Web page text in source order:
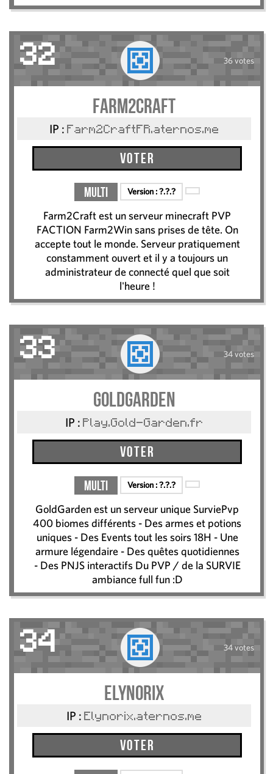
32 36 votes
Farm2Craft
IP : Farm2CraftFR.aternos.me
Voter
Multi Version :?.?.?
Farm2Craft est un serveur minecraft PVP
FACTION Farm2Win sans prises de tête. On
accepte tout le monde. Serveur pratiquement
constamment ouvert et il y a toujours un
administrateur de connecté quel que soit
l'heure !
33 34 votes
GoldGarden
IP : Play.Gold-Garden.fr
Voter
Multi Version :?.?.?
GoldGarden est un serveur unique SurviePvp
400 biomes différents - Des armes et potions
uniques - Des Events tout les soirs 18H - Une
armure légendaire - Des quêtes quotidiennes
- Des PNJS interactifs Du PVP / de la SURVIE
ambiance full fun :D
34 34 votes
ElyNorix
IP : Elynorix.aternos.me
Voter